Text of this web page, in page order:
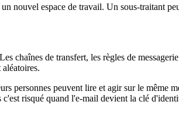
nouvel espace de travail. Un sous-traitant
chaînes de transfert, les règles de
personnes peuvent lire et agir sur le même
risqué quand l'e-mail devient la clé